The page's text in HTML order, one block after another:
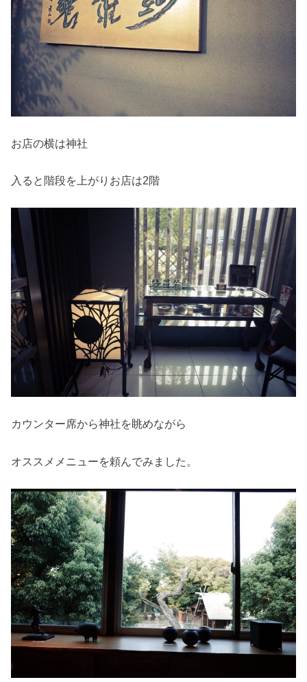
お店の横は神社
入ると階段を上がりお店は2階
カウンター席から神社を眺めながら
オススメメニューを頼んでみました。